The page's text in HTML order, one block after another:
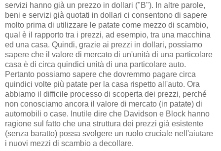
servizi hanno già un prezzo in dollari ("B"). In altre parole,
beni e servizi già quotati in dollari ci consentono di sapere
molto prima di utilizzare le patate come mezzo di scambio,
qual è il rapporto tra i prezzi, ad esempio, tra una macchina
ed una casa. Quindi, grazie ai prezzi in dollari, possiamo
sapere che il valore di mercato di un'unità di una particolare
casa è di circa quindici unità di una particolare auto.
Pertanto possiamo sapere che dovremmo pagare circa
quindici volte più patate per la casa rispetto all'auto. Ora
abbiamo il difficile processo di scoperta dei prezzi, perché
non conosciamo ancora il valore di mercato (in patate) di
automobili o case. Inutile dire che Davidson e Block hanno
ragione sul fatto che una struttura dei prezzi già esistente
(senza baratto) possa svolgere un ruolo cruciale nell'aiutare
i nuovi mezzi di scambio a decollare.